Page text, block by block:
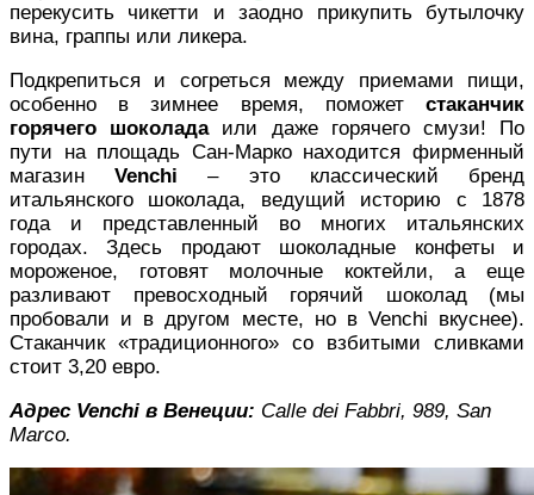
перекусить чикетти и заодно прикупить бутылочку
вина, граппы или ликера.
Подкрепиться и согреться между приемами пищи,
особенно в зимнее время, поможет стаканчик
горячего шоколадаили даже горячего смузи! По
пути на площадь Сан-Марко находится фирменный
магазинVenchi – это классический бренд
итальянского шоколада, ведущий историю с 1878
года и представленный во многих итальянских
городах. Здесь продают шоколадные конфеты и
мороженое, готовят молочные коктейли, а еще
разливают превосходный горячий шоколад (мы
пробовали и в другом месте, но в Venchi вкуснее).
Стаканчик «традиционного» со взбитыми сливками
стоит 3,20 евро.
Адрес Venchi в Венеции: Calle dei Fabbri, 989, San
Marco.